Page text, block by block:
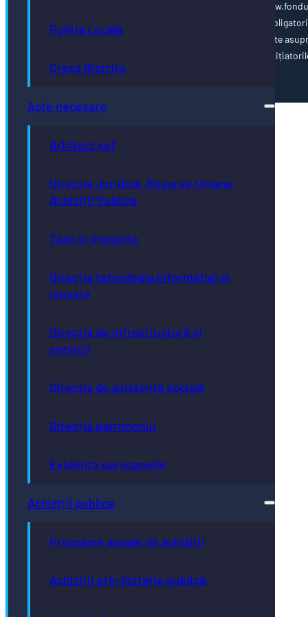
Poliția Locală
Creșa Bistrița
Acte necesare
Arhitect șef
Direcția Juridică, Resurse Umane
Achiziții Publice
Taxe și impozite
Direcția tehnologia informației și
inovare
Direcția de infrastructură și
servicii
Direcția de asistență socială
Direcția patrimoniu
Evidența persoanelor
Achiziții publice
Programe anuale de achiziții
Achiziții prin licitație publică
cofinanțate de Uniunea Europeană, vă invităm să vizitați
ue.ro Conținutul acestei pagini web nu reprezintă în mod
poziția oficială a Uniunii Europene. Întreaga responsabilitate
corectitudinii și coerenței informațiilor prezentate revine